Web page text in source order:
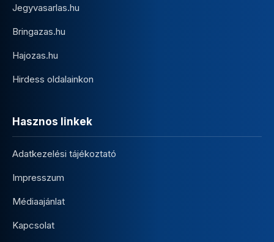
Jegyvasarlas.hu
Bringazas.hu
Hajozas.hu
Hirdess oldalainkon
Hasznos linkek
Adatkezelési tájékoztató
Impresszum
Médiaajánlat
Kapcsolat